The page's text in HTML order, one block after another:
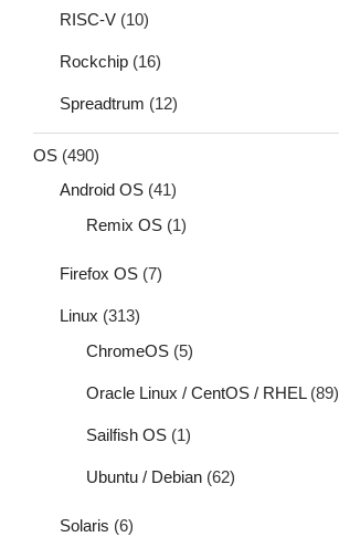
RISC-V (10)
Rockchip (16)
Spreadtrum (12)
OS (490)
Android OS (41)
Remix OS (1)
Firefox OS (7)
Linux (313)
ChromeOS (5)
Oracle Linux / CentOS / RHEL(89)
Sailfish OS (1)
Ubuntu / Debian (62)
Solaris (6)